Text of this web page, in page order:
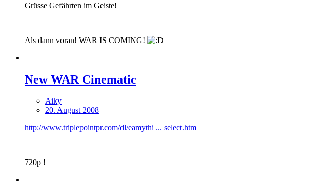
Grüsse Gefährten im Geiste!
Als dann voran! WAR IS COMING!
New WAR Cinematic
Aiky
20. August 2008
http://www.triplepointpr.com/dl/eamythi ... select.htm
720p !